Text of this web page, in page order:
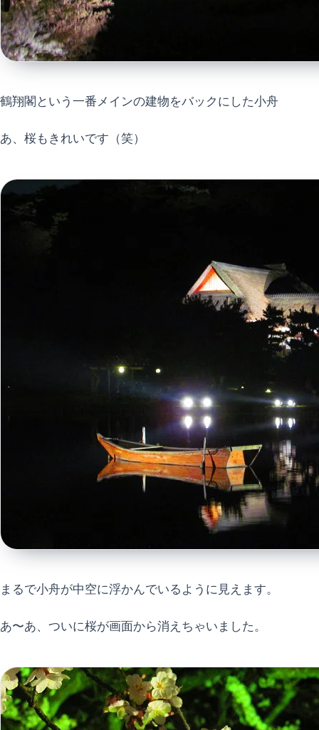
鶴翔閣という一番メインの建物をバックにした小舟
あ、桜もきれいです（笑）
まるで小舟が中空に浮かんでいるように見えます。
あ〜あ、ついに桜が画面から消えちゃいました。